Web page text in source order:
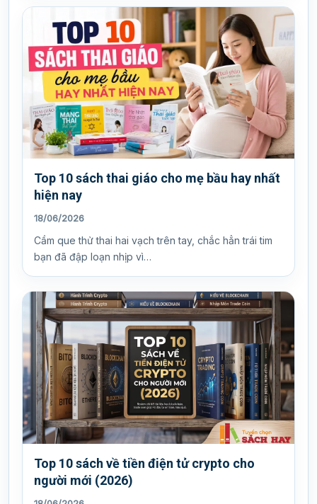
Top 10 sách thai giáo cho mẹ bầu hay nhất
hiện nay
18/06/2026
Cầm que thử thai hai vạch trên tay, chắc hẳn trái tim
bạn đã đập loạn nhịp vì…
Top 10 sách về tiền điện tử crypto cho
người mới (2026)